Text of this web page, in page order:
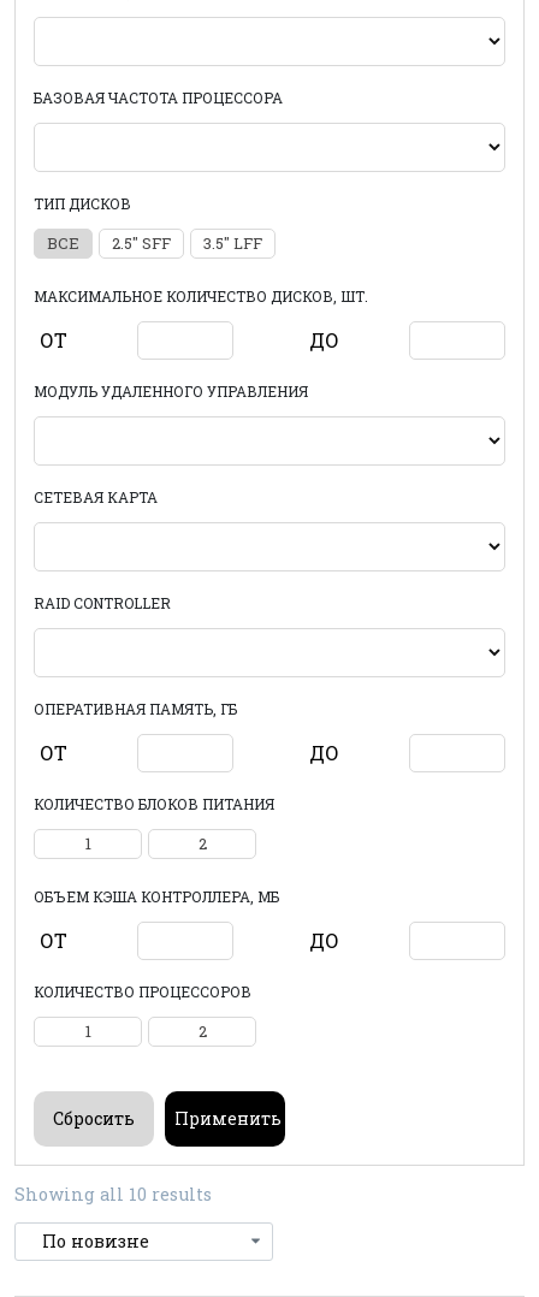
БАЗОВАЯ ЧАСТОТА ПРОЦЕССОРА
ТИП ДИСКОВ
ВСЕ 2.5" SFF 3.5" LFF
МАКСИМАЛЬНОЕ КОЛИЧЕСТВО ДИСКОВ, ШТ.
ОТ ДО
МОДУЛЬ УДАЛЕННОГО УПРАВЛЕНИЯ
СЕТЕВАЯ КАРТА
RAID CONTROLLER
ОПЕРАТИВНАЯ ПАМЯТЬ, ГБ
ОТ ДО
КОЛИЧЕСТВО БЛОКОВ ПИТАНИЯ
1 2
ОБЪЕМ КЭША КОНТРОЛЛЕРА, МБ
ОТ ДО
КОЛИЧЕСТВО ПРОЦЕССОРОВ
1 2
Showing all 10 results